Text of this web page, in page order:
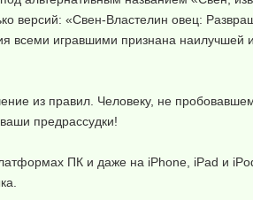
версий: «Свен-Властелин овец:
игравшими признана наилучшей
из правил. Человеку, не
предрассудки!
ПК и даже на iPhone, iPad и